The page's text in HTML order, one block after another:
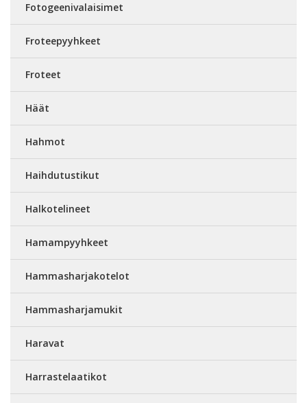
Fotogeenivalaisimet
Froteepyyhkeet
Froteet
Häät
Hahmot
Haihdutustikut
Halkotelineet
Hamampyyhkeet
Hammasharjakotelot
Hammasharjamukit
Haravat
Harrastelaatikot